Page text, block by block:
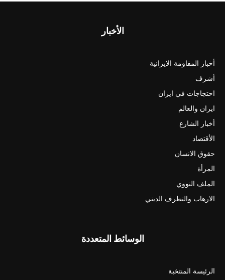
الأخبار
أخبار المقاومة الايرانية
أشرف
احتجاجات في ايران
ايران والعالم
أخبار الشارع
الأقتصاد
حقوق الانسان
المرأة
الملف النووي
الارهاب والتطرف الديني
الوسائط المتعددة
الرئيسة المنتخبة